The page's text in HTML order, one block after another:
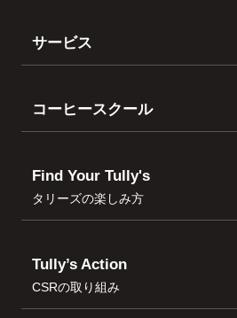
サービス
コーヒースクール
Find Your Tully's
タリーズの楽しみ方
Tully’s Action
CSRの取り組み